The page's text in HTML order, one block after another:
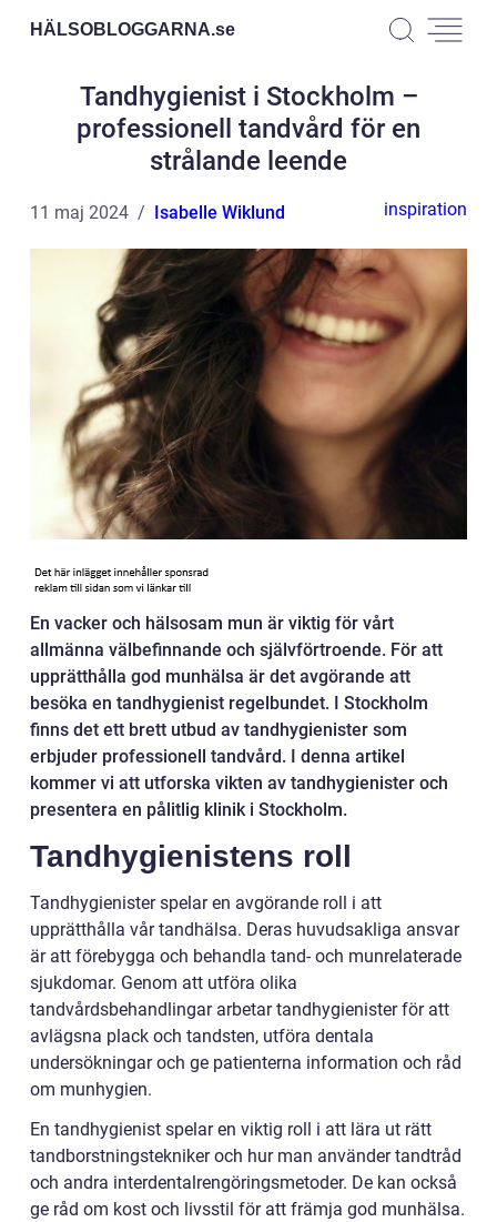
HÄLSOBLOGGARNA.se
Tandhygienist i Stockholm –
professionell tandvård för en
strålande leende
11 maj 2024 Isabelle Wiklund inspiration
En vacker och hälsosam mun är viktig för vårt
allmänna välbefinnande och självförtroende. För att
upprätthålla god munhälsa är det avgörande att
besöka en tandhygienist regelbundet. I Stockholm
finns det ett brett utbud av tandhygienister som
erbjuder professionell tandvård. I denna artikel
kommer vi att utforska vikten av tandhygienister och
presentera en pålitlig klinik i Stockholm.
Tandhygienistens roll
Tandhygienister spelar en avgörande roll i att
upprätthålla vår tandhälsa. Deras huvudsakliga ansvar
är att förebygga och behandla tand- och munrelaterade
sjukdomar. Genom att utföra olika
tandvårdsbehandlingar arbetar tandhygienister för att
avlägsna plack och tandsten, utföra dentala
undersökningar och ge patienterna information och råd
om munhygien.
En tandhygienist spelar en viktig roll i att lära ut rätt
tandborstningstekniker och hur man använder tandtråd
och andra interdentalrengöringsmetoder. De kan också
ge råd om kost och livsstil för att främja god munhälsa.